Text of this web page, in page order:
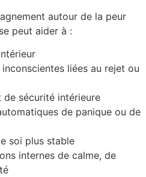
autour de la peur
peut aider à :
liées au rejet ou
sécurité intérieure
de panique ou de
soi plus stable
internes de calme, de